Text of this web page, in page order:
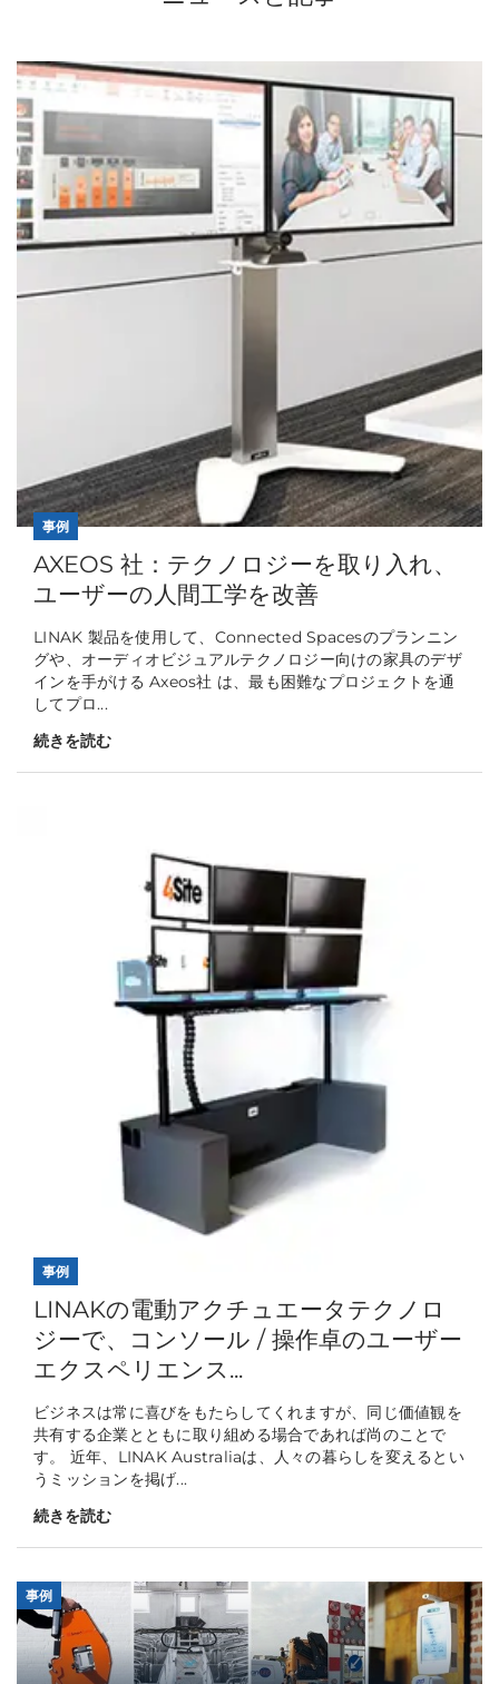
事例
AXEOS 社：テクノロジーを取り入れ、
ユーザーの人間工学を改善
LINAK 製品を使用して、Connected Spacesのプランニン
グや、オーディオビジュアルテクノロジー向けの家具のデザ
インを手がける Axeos社 は、最も困難なプロジェクトを通
してプロ...
続きを読む
事例
LINAKの電動アクチュエータテクノロ
ジーで、コンソール / 操作卓のユーザー
エクスペリエンス...
ビジネスは常に喜びをもたらしてくれますが、同じ価値観を
共有する企業とともに取り組める場合であれば尚のことで
す。 近年、LINAK Australiaは、人々の暮らしを変えるとい
うミッションを掲げ...
続きを読む
事例